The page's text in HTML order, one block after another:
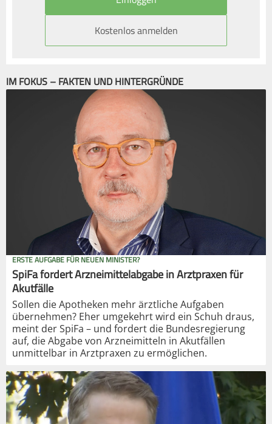
Kostenlos anmelden
IM FOKUS – FAKTEN UND HINTERGRÜNDE
ERSTE AUFGABE FÜR NEUEN MINISTER?
SpiFa fordert Arzneimittelabgabe in Arztpraxen für
Akutfälle
Sollen die Apotheken mehr ärztliche Aufgaben
übernehmen? Eher umgekehrt wird ein Schuh draus,
meint der SpiFa – und fordert die Bundesregierung
auf, die Abgabe von Arzneimitteln in Akutfällen
unmittelbar in Arztpraxen zu ermöglichen.